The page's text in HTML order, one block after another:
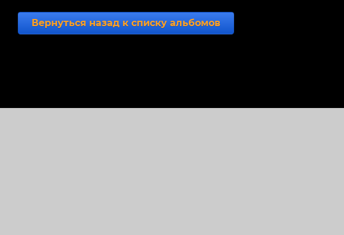
Вернуться назад к списку альбомов